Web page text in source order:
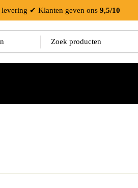
levering ✔ Klanten geven ons 9,5/10